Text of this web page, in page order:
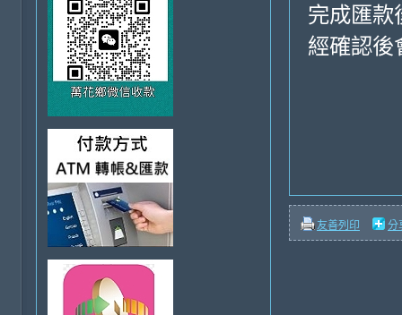
完成匯款
經確認後
友善列印 分